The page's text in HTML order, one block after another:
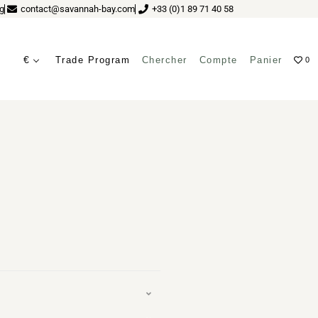
contact@savannah-bay.com +33 (0)1 89 71 40 58
€ Trade Program Chercher Compte Panier 0